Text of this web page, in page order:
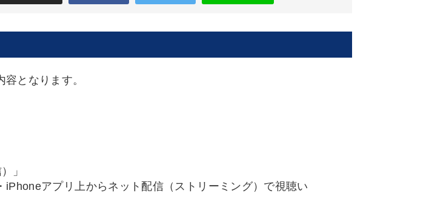
となります。
」
iPhoneアプリ上からネット配信（ストリーミング）で視聴い